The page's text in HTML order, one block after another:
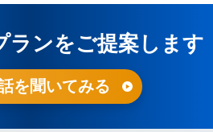
ランをご提案します
を聞いてみる